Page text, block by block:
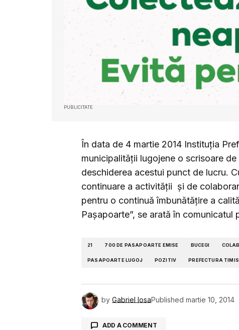
PUBLICITATE
În data de 4 martie 2014 Instituţia
municipalităţii lugojene o scrisoare
deschiderea acestui punct de lucru.
continuare a activităţii şi de
pentru o continuă îmbunătăţire a
Paşapoarte”, se arată în comunicatul
21 700 DE PASAPOARTE EMISE BUCEGI
PASAPOARTE LUGOJ POZITIV PREFECTURA TIMIS
by Gabriel IosaPublished martie 10, 2014
ADD A COMMENT